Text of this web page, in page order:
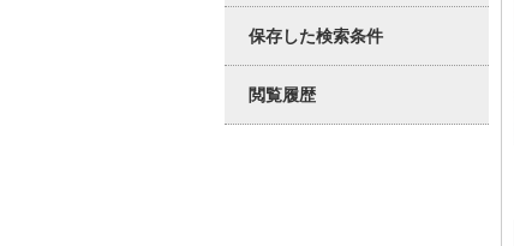
保存した検索条件
閲覧履歴